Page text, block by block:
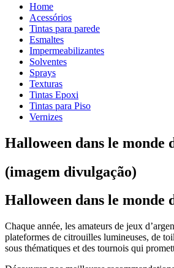
Home
Acessórios
Tintas para parede
Esmaltes
Impermeabilizantes
Solventes
Sprays
Texturas
Tintas Epoxi
Tintas para Piso
Vernizes
Halloween dans le
(imagem divulgação)
Halloween dans le
Chaque année, les amateurs de jeux
plateformes de citrouilles lumineuses, de
sous thématiques et des tournois qui